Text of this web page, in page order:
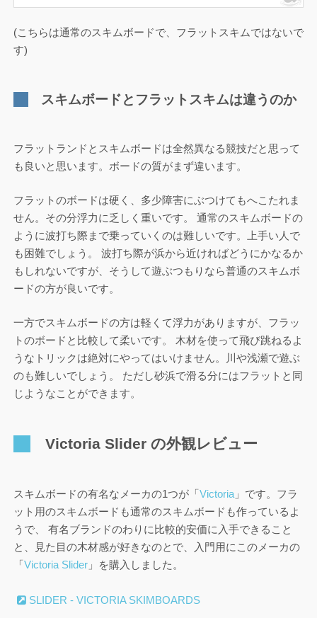
(こちらは通常のスキムボードで、フラットスキムではないで
す)
スキムボードとフラットスキムは違うのか
フラットランドとスキムボードは全然異なる競技だと思って
も良いと思います。ボードの質がまず違います。
フラットのボードは硬く、多少障害にぶつけてもへこたれま
せん。その分浮力に乏しく重いです。 通常のスキムボードの
ように波打ち際まで乗っていくのは難しいです。上手い人で
も困難でしょう。 波打ち際が浜から近ければどうにかなるか
もしれないですが、そうして遊ぶつもりなら普通のスキムボ
ードの方が良いです。
一方でスキムボードの方は軽くて浮力がありますが、フラッ
トのボードと比較して柔いです。 木材を使って飛び跳ねるよ
うなトリックは絶対にやってはいけません。川や浅瀬で遊ぶ
のも難しいでしょう。 ただし砂浜で滑る分にはフラットと同
じようなことができます。
Victoria Slider の外観レビュー
スキムボードの有名なメーカの1つが「 Victoria」です。フラ
ット用のスキムボードも通常のスキムボードも作っているよ
うで、 有名ブランドのわりに比較的安価に入手できること
と、見た目の木材感が好きなのとで、入門用にこのメーカの
「 Victoria Slider」を購入しました。
SLIDER - VICTORIA SKIMBOARDS